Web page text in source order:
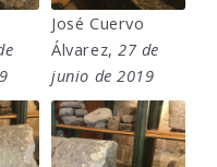
José Cuervo
Álvarez,27 de
junio de 2019